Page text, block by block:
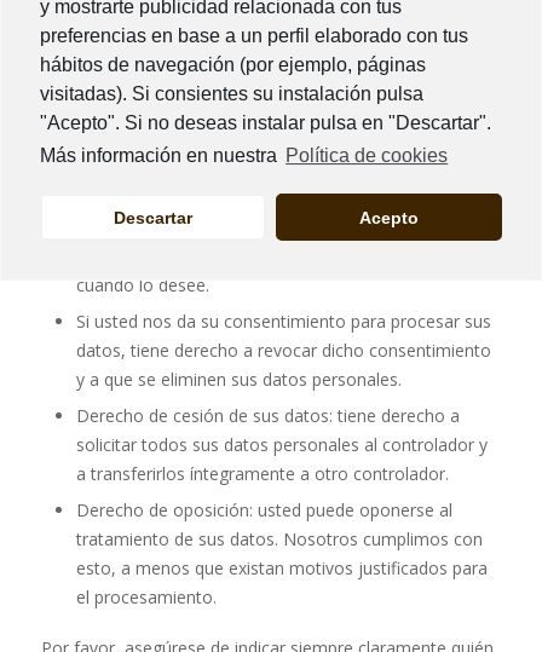
y mostrarte publicidad relacionada con tus
preferencias en base a un perfil elaborado con tus
hábitos de navegación (por ejemplo, páginas
visitadas). Si consientes su instalación pulsa
"Acepto". Si no deseas instalar pulsa en "Descartar".
Más información en nuestra Política de cookies
Descartar Acepto
siguientes derechos:
Usted tiene derecho a saber por qué se necesitan sus
datos personales, qué sucederá con ellos y durante
cuánto tiempo se conservarán.
Derecho de acceso: Tiene derecho a acceder a los
datos personales que conocemos sobre usted.
Derecho de rectificación: tiene derecho a completar,
cuando lo desee.
Si usted nos da su consentimiento para procesar sus
datos, tiene derecho a revocar dicho consentimiento
y a que se eliminen sus datos personales.
Derecho de cesión de sus datos: tiene derecho a
solicitar todos sus datos personales al controlador y
a transferirlos íntegramente a otro controlador.
Derecho de oposición: usted puede oponerse al
tratamiento de sus datos. Nosotros cumplimos con
esto, a menos que existan motivos justificados para
el procesamiento.
Por favor, asegúrese de indicar siempre claramente quién